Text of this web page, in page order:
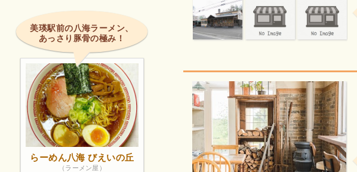
美瑛駅前の八海ラーメン、
あっさり豚骨の極み！
らーめん八海 びえいの丘
（ラーメン屋）